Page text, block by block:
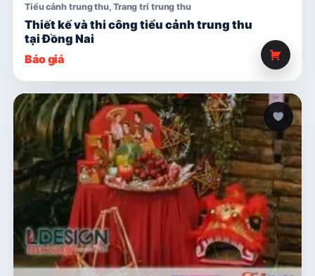
Tiểu cảnh trung thu, Trang trí trung thu
Thiết kế và thi công tiểu cảnh trung thu
tại Đồng Nai
Báo giá